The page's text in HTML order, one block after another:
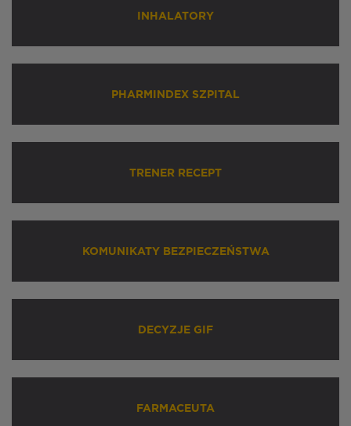
INHALATORY
PHARMINDEX SZPITAL
TRENER RECEPT
KOMUNIKATY BEZPIECZEŃSTWA
DECYZJE GIF
FARMACEUTA